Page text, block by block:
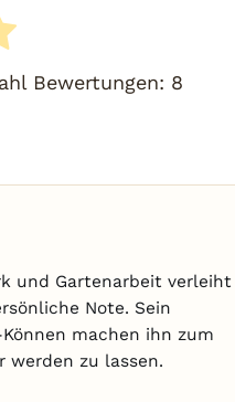
Bewertungen: 8
und Gartenarbeit verleiht
Note. Sein
machen ihn zum
werden zu lassen.